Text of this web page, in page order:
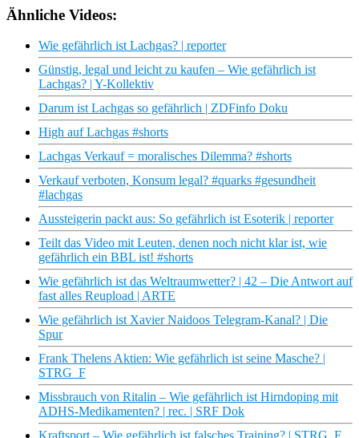
Ähnliche Videos:
Wie gefährlich ist Lachgas? | reporter
Günstig, legal und leicht zu kaufen – Wie gefährlich ist
Lachgas? | Y-Kollektiv
Darum ist Lachgas so gefährlich | ZDFinfo Doku
High auf Lachgas #shorts
Lachgas Verkauf = moralisches Dilemma? #shorts
Verkauf verboten, Konsum legal? #quarks #gesundheit
#lachgas
Aussteigerin packt aus: So gefährlich ist Esoterik | reporter
Teilt das Video mit Leuten, denen noch nicht klar ist, wie
gefährlich ein BBL ist! #shorts
Wie gefährlich ist das Weltraumwetter? | 42 – Die Antwort auf
fast alles Reupload | ARTE
Wie gefährlich ist Xavier Naidoos Telegram-Kanal? | Die
Spur
Frank Thelens Aktien: Wie gefährlich ist seine Masche? |
STRG_F
Missbrauch von Ritalin – Wie gefährlich ist Hirndoping mit
ADHS-Medikamenten? | rec. | SRF Dok